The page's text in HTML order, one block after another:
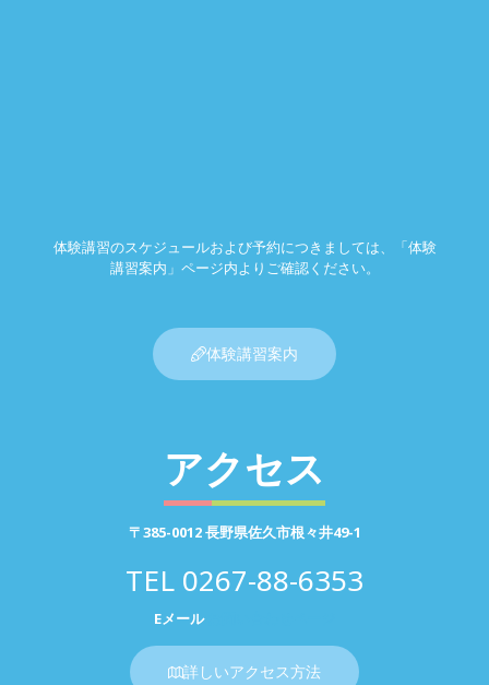
体験講習のスケジュールおよび予約につきましては、「体験
講習案内」ページ内よりご確認ください。
体験講習案内
アクセス
〒385-0012 長野県佐久市根々井49-1
TEL 0267-88-6353
Eメール
詳しいアクセス方法